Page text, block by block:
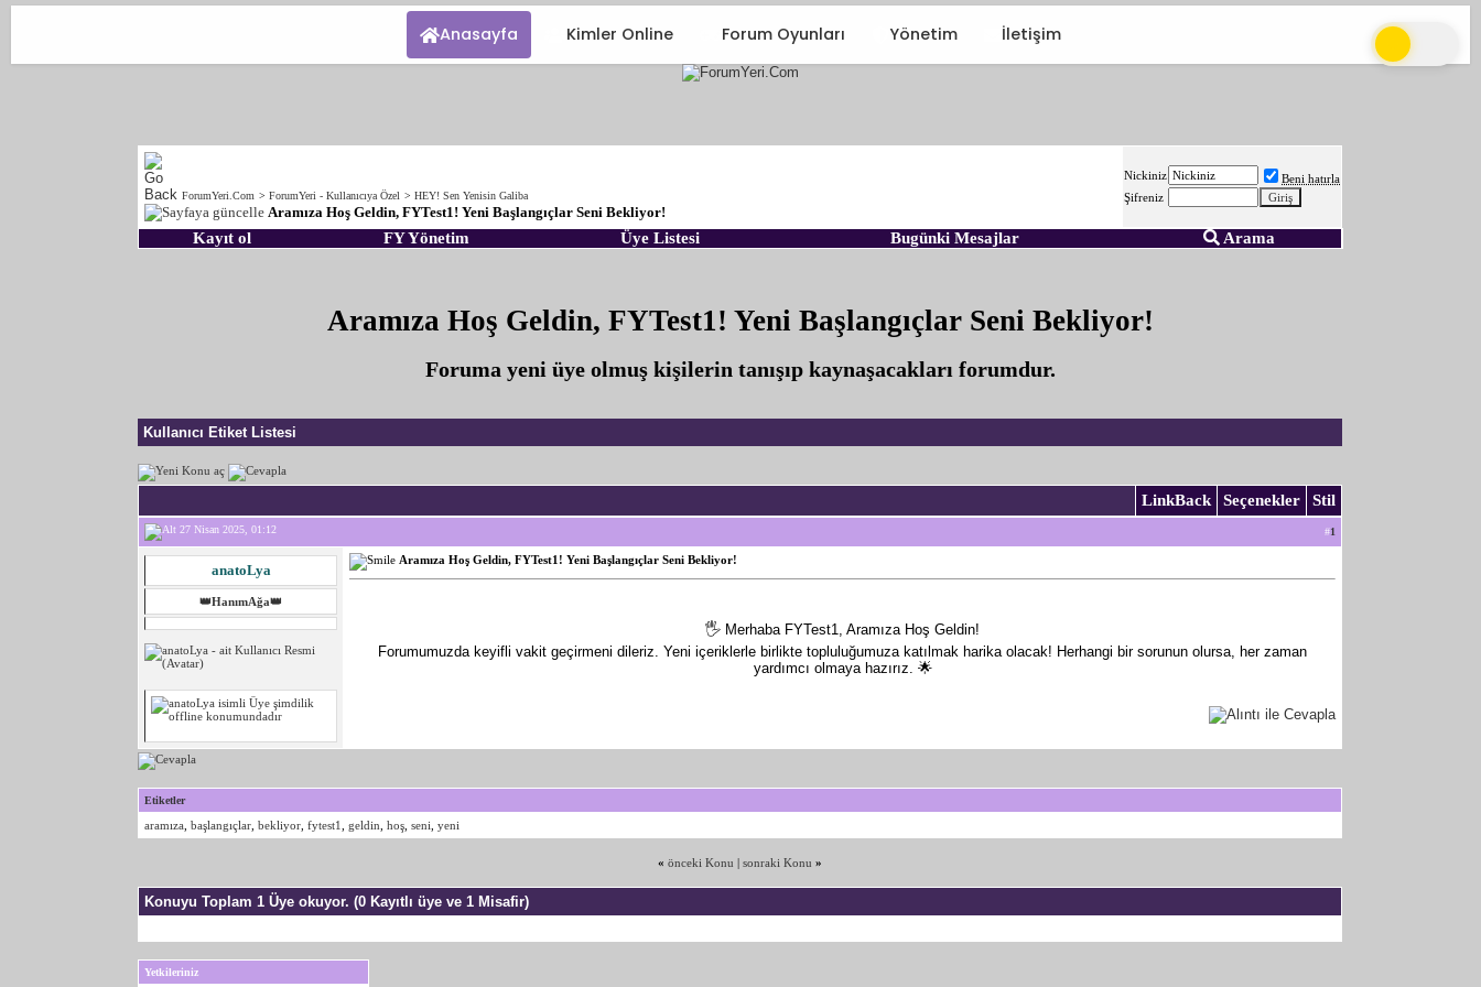
Anasayfa Kimler Online Forum Oyunları Yönetim İletişim
ForumYeri.Com >ForumYeri - Kullanıcıya Özel >HEY! Sen Yenisin Galiba
Aramıza Hoş Geldin, FYTest1! Yeni Başlangıçlar Seni Bekliyor!
Nickiniz
Beni hatırla
Şifreniz
Kayıt ol FY Yönetim Üye Listesi Bugünki Mesajlar Arama
Aramıza Hoş Geldin, FYTest1! Yeni Başlangıçlar Seni Bekliyor!
Foruma yeni üye olmuş kişilerin tanışıp kaynaşacakları forumdur.
Kullanıcı Etiket Listesi
LinkBack Seçenekler Stil
27 Nisan 2025, 01:12 #1
anatoLya
👑HanımAğa👑
Aramıza Hoş Geldin, FYTest1! Yeni Başlangıçlar Seni Bekliyor!
🖐️ Merhaba FYTest1, Aramıza Hoş Geldin!
Forumumuzda keyifli vakit geçirmeni dileriz. Yeni içeriklerle birlikte topluluğumuza katılmak harika olacak! Herhangi bir sorunun olursa, her zaman
yardımcı olmaya hazırız. 🌟
Etiketler
aramıza ,başlangıçlar ,bekliyor ,fytest1 ,geldin ,hoş ,seni ,yeni
« önceki Konu |sonraki Konu »
Konuyu Toplam 1 Üye okuyor.(0 Kayıtlı üye ve 1 Misafir)
Yetkileriniz